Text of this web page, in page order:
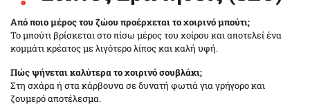
Από ποιο μέρος του ζώου προέρχεται το χοιρινό μπούτι;
Το μπούτι βρίσκεται στο πίσω μέρος του χοίρου και αποτελεί ένα
κομμάτι κρέατος με λιγότερο λίπος και καλή υφή.
Πώς ψήνεται καλύτερα το χοιρινό σουβλάκι;
Στη σχάρα ή στα κάρβουνα σε δυνατή φωτιά για γρήγορο και
ζουμερό αποτέλεσμα.